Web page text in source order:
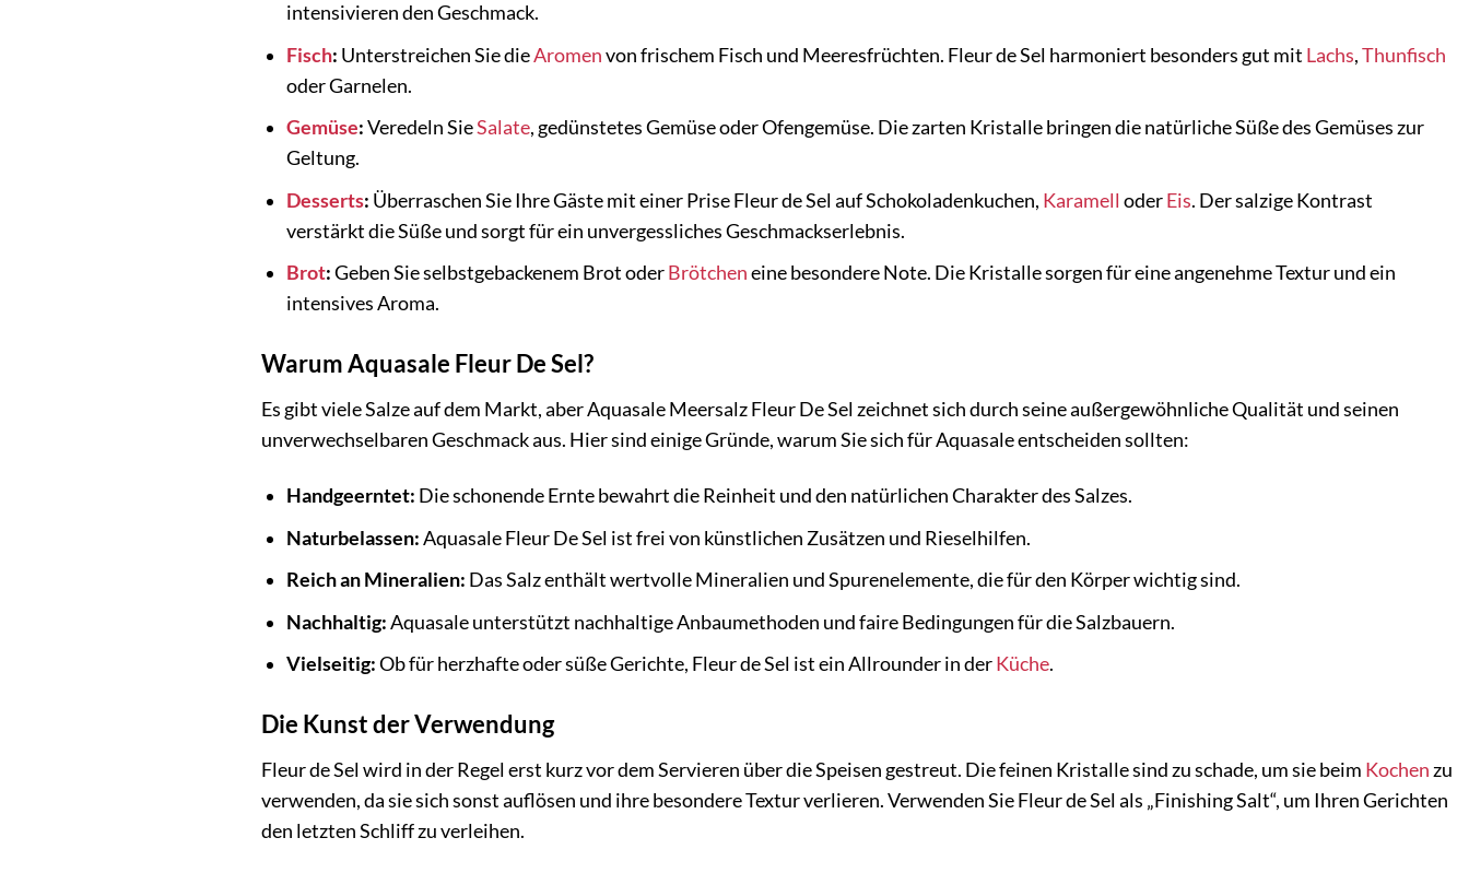
intensivieren den Geschmack.
Fisch: Unterstreichen Sie dieAromenvon frischem Fisch und Meeresfrüchten. Fleur de Sel harmoniert besonders gut mit Lachs,Thunfisch
oder Garnelen.
Gemüse:Veredeln SieSalate, gedünstetes Gemüse oder Ofengemüse. Die zarten Kristalle bringen die natürliche Süße des Gemüses zur
Geltung.
Desserts: Überraschen Sie Ihre Gäste mit einer Prise Fleur de Sel auf Schokoladenkuchen, Karamell oderEis. Der salzige Kontrast
verstärkt die Süße und sorgt für ein unvergessliches Geschmackserlebnis.
Brot:Geben Sie selbstgebackenem Brot oderBrötcheneine besondere Note. Die Kristalle sorgen für eine angenehme Textur und ein
intensives Aroma.
Warum Aquasale Fleur De Sel?
Es gibt viele Salze auf dem Markt, aber Aquasale Meersalz Fleur De Sel zeichnet sich durch seine außergewöhnliche Qualität und seinen
unverwechselbaren Geschmack aus. Hier sind einige Gründe, warum Sie sich für Aquasale entscheiden sollten:
Handgeerntet: Die schonende Ernte bewahrt die Reinheit und den natürlichen Charakter des Salzes.
Naturbelassen:Aquasale Fleur De Sel ist frei von künstlichen Zusätzen und Rieselhilfen.
Reich an Mineralien: Das Salz enthält wertvolle Mineralien und Spurenelemente, die für den Körper wichtig sind.
Nachhaltig:Aquasale unterstützt nachhaltige Anbaumethoden und faire Bedingungen für die Salzbauern.
Vielseitig:Ob für herzhafte oder süße Gerichte, Fleur de Sel ist ein Allrounder in derKüche.
Die Kunst der Verwendung
Fleur de Sel wird in der Regel erst kurz vor dem Servieren über die Speisen gestreut. Die feinen Kristalle sind zu schade, um sie beim Kochenzu
verwenden, da sie sich sonst auflösen und ihre besondere Textur verlieren. Verwenden Sie Fleur de Sel als „Finishing Salt“, um Ihren Gerichten
den letzten Schliff zu verleihen.